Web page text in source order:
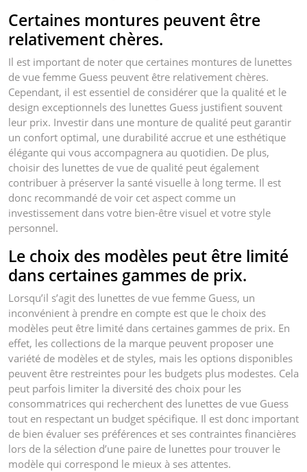
Certaines montures peuvent être
relativement chères.
Il est important de noter que certaines montures de lunettes
de vue femme Guess peuvent être relativement chères.
Cependant, il est essentiel de considérer que la qualité et le
design exceptionnels des lunettes Guess justifient souvent
leur prix. Investir dans une monture de qualité peut garantir
un confort optimal, une durabilité accrue et une esthétique
élégante qui vous accompagnera au quotidien. De plus,
choisir des lunettes de vue de qualité peut également
contribuer à préserver la santé visuelle à long terme. Il est
donc recommandé de voir cet aspect comme un
investissement dans votre bien-être visuel et votre style
personnel.
Le choix des modèles peut être limité
dans certaines gammes de prix.
Lorsqu’il s’agit des lunettes de vue femme Guess, un
inconvénient à prendre en compte est que le choix des
modèles peut être limité dans certaines gammes de prix. En
effet, les collections de la marque peuvent proposer une
variété de modèles et de styles, mais les options disponibles
peuvent être restreintes pour les budgets plus modestes. Cela
peut parfois limiter la diversité des choix pour les
consommatrices qui recherchent des lunettes de vue Guess
tout en respectant un budget spécifique. Il est donc important
de bien évaluer ses préférences et ses contraintes financières
lors de la sélection d’une paire de lunettes pour trouver le
modèle qui correspond le mieux à ses attentes.